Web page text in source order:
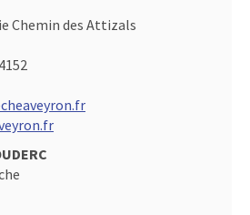
Chemin des Attizals